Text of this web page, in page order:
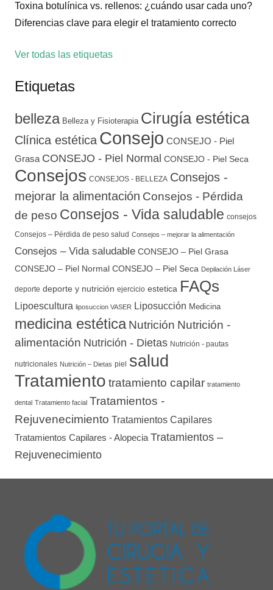
Toxina botulínica vs. rellenos: ¿cuándo usar cada uno?
Diferencias clave para elegir el tratamiento correcto
Ver todas las etiquetas
Etiquetas
belleza Belleza y Fisioterapia Cirugía estética
Clínica estética Consejo CONSEJO - Piel
Grasa CONSEJO - Piel Normal CONSEJO - Piel Seca
Consejos CONSEJOS - BELLEZA Consejos -
mejorar la alimentación Consejos - Pérdida
de peso Consejos - Vida saludable consejos
Consejos – Pérdida de peso salud Consejos – mejorar la alimentación
Consejos – Vida saludable CONSEJO – Piel Grasa
CONSEJO – Piel Normal CONSEJO – Piel Seca Depilación Láser
deporte deporte y nutrición ejercicio estetica FAQs
Lipoescultura liposuccion VASER Liposucción Medicina
medicina estética Nutrición Nutrición -
alimentación Nutrición - Dietas Nutrición - pautas
nutricionales Nutrición – Dietas piel salud
Tratamiento tratamiento capilar tratamiento
dental Tratamiento facial Tratamientos -
Rejuvenecimiento Tratamientos Capilares
Tratamientos Capilares - Alopecia Tratamientos –
Rejuvenecimiento